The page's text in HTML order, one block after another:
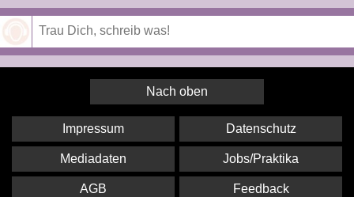
Nach oben
Impressum Datenschutz
Mediadaten Jobs/Praktika
AGB Feedback